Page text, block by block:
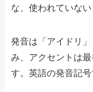
な、使われていない
発音は「アイドリ
み、アクセントは
す。英語の発音記号